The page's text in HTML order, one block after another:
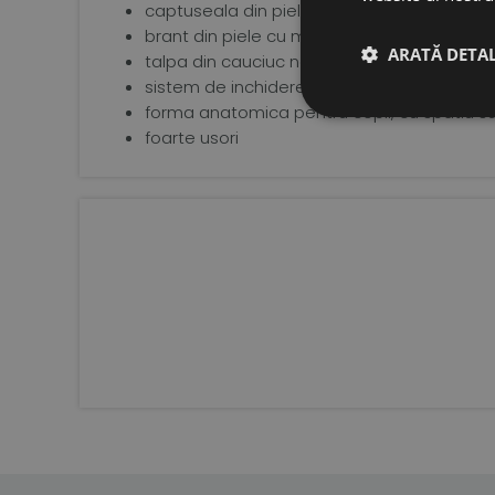
captuseala din piele naturala, tabacita
brant din piele cu memory foam de 3 mm
talpa din cauciuc natural, extrem de
sistem de inchidere tip velcro pentru o
forma anatomica pentru copii, cu spatiu
foarte usori
ARATĂ